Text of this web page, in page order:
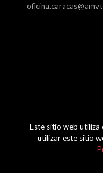
2026 Amv
Este sitio web utiliza
utilizar este sitio